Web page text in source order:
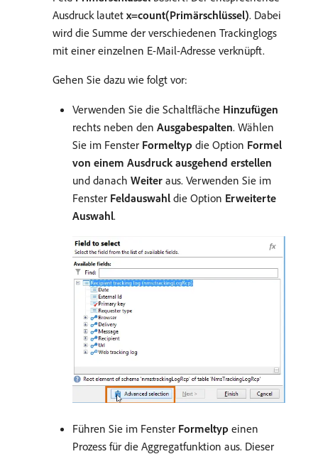
Ausdruck lautet x=count(Primärschlüssel). Dabei
wird die Summe der verschiedenen Trackinglogs
mit einer einzelnen E-Mail-Adresse verknüpft.
Gehen Sie dazu wie folgt vor:
Verwenden Sie die Schaltfläche Hinzufügen
rechts neben den Ausgabespalten. Wählen
Sie im Fenster Formeltyp die Option Formel
von einem Ausdruck ausgehend erstellen
und danach Weiter aus. Verwenden Sie im
Fenster Feldauswahl die Option Erweiterte
Auswahl.
Führen Sie im Fenster Formeltyp einen
Prozess für die Aggregatfunktion aus. Dieser